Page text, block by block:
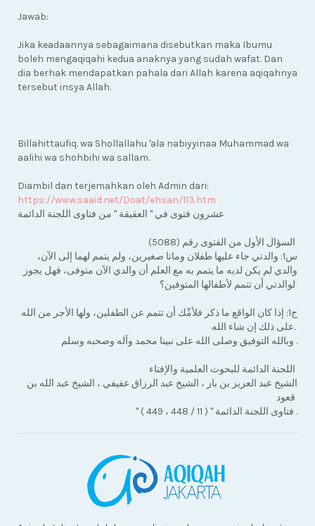
Jawab:
Jika keadaannya sebagaimana disebutkan maka Ibumu
boleh mengaqiqahi kedua anaknya yang sudah wafat. Dan
dia berhak mendapatkan pahala dari Allah karena aqiqahnya
tersebut insya Allah.
Billahittaufiq. wa Shollallahu 'ala nabiyyinaa Muhammad wa
aalihi wa shohbihi wa sallam.
Diambil dan terjemahkan oleh Admin dari:
https://www.saaid.net/Doat/ehsan/113.htm
عشرون فتوى في " العقيقة " من فتاوى اللجنة الدائمة
س1: والدتي جاء عليها طفلان وماتا صغيرين، ولم يتمم لهما إلى الآن،
والدي لم يكن لديه ما يتمم به مع العلم أن والدي الآن متوفى، فهل يجوز
ج1: إذا كان الواقع ما ذكر فلأمِّك أن تتمم عن الطفلين، ولها الأجر من الله
على ذلك إن شاء الله.
وبالله التوفيق وصلى الله على نبينا محمد وآله وصحبه وسلم .
الشيخ عبد العزيز بن باز ، الشيخ عبد الرزاق عفيفي ، الشيخ عبد الله بن
" فتاوى اللجنة الدائمة " ( 11 / 448 ، 449 ) .